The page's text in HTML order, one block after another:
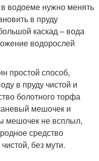
в водоеме нужно менять
в пруду
каскад – вода
водорослей
простой способ,
в пруду чистой и
болотного торфа
мешочек и
мешочек не всплыл,
средство
без мути.